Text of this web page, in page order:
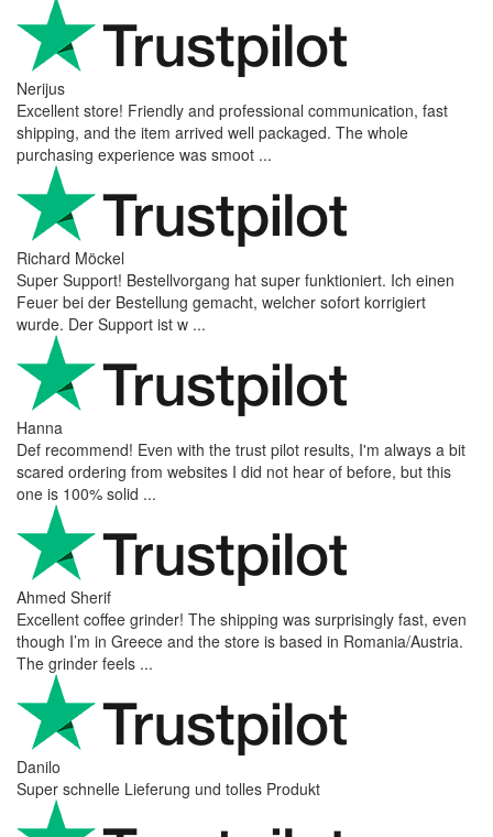
Nerijus
Excellent store! Friendly and professional communication, fast
shipping, and the item arrived well packaged. The whole
purchasing experience was smoot ...
Richard Möckel
Super Support! Bestellvorgang hat super funktioniert. Ich einen
Feuer bei der Bestellung gemacht, welcher sofort korrigiert
wurde. Der Support ist w ...
Hanna
Def recommend! Even with the trust pilot results, I'm always a bit
scared ordering from websites I did not hear of before, but this
one is 100% solid ...
Ahmed Sherif
Excellent coffee grinder! The shipping was surprisingly fast, even
though I’m in Greece and the store is based in Romania/Austria.
The grinder feels ...
Danilo
Super schnelle Lieferung und tolles Produkt